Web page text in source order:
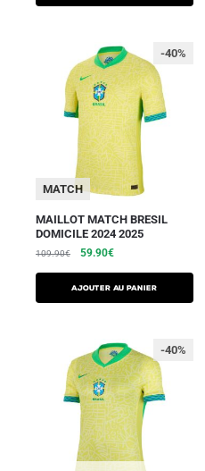
-40%
MATCH
MAILLOT MATCH BRESIL
DOMICILE 2024 2025
109.90€ 59.90€
AJOUTER AU PANIER
-40%